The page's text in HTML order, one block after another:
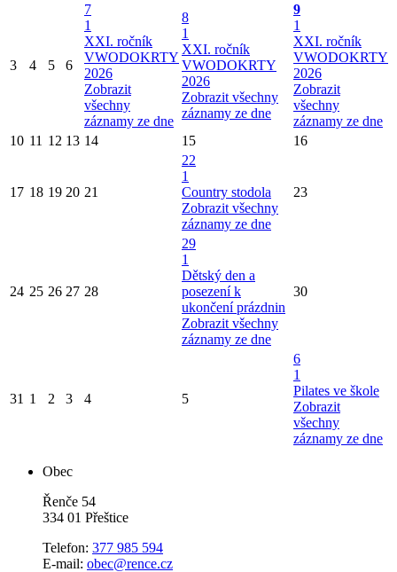
3 4 5 6
7
1
XXI. ročník
VWODOKRTY
2026
Zobrazit
všechny
záznamy ze dne
8
1
XXI. ročník
VWODOKRTY
2026
Zobrazit všechny
záznamy ze dne
9
1
XXI. ročník
VWODOKRTY
2026
Zobrazit
všechny
záznamy ze dne
10 11 12 13 14 15 16
17 18 19 20 21
22
1
Country stodola
Zobrazit všechny
záznamy ze dne
23
24 25 26 27 28
29
1
Dětský den a
posezení k
ukončení prázdnin
Zobrazit všechny
záznamy ze dne
30
31 1 2 3 4 5
6
1
Pilates ve škole
Zobrazit
všechny
záznamy ze dne
Obec
Řenče 54
334 01 Přeštice
Telefon: 377 985 594
E-mail: obec@rence.cz